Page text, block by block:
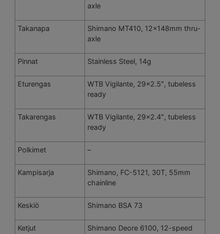
axle
Takanapa
Shimano MT410, 12x148mm thru-
axle
Pinnat Stainless Steel, 14g
Eturengas
WTB Vigilante, 29×2.5″, tubeless
ready
Takarengas
WTB Vigilante, 29×2.4″, tubeless
ready
Polkimet –
Kampisarja
Shimano, FC-5121, 30T, 55mm
chainline
Keskiö Shimano BSA 73
Ketjut Shimano Deore 6100, 12-speed